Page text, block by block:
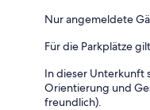
Nur angemeldete
Für die Parkplätze
In dieser Unterkunft
Orientierung und
freundlich).